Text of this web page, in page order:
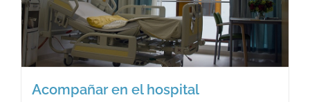
Acompañar en el hospital